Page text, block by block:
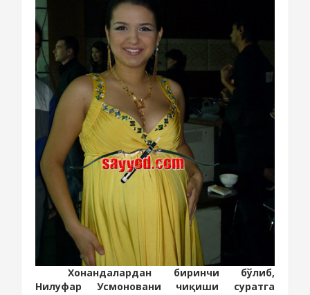
Хонандалардан биринчи бўлиб,
Нилуфар Усмоновани чиқиши суратга